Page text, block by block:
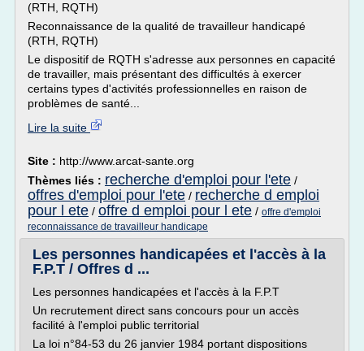
(RTH, RQTH)
Reconnaissance de la qualité de travailleur handicapé
(RTH, RQTH)
Le dispositif de RQTH s'adresse aux personnes en capacité
de travailler, mais présentant des difficultés à exercer
certains types d'activités professionnelles en raison de
problèmes de santé...
Lire la suite
Site : http://www.arcat-sante.org
Thèmes liés : recherche d'emploi pour l'ete /
offres d'emploi pour l'ete / recherche d emploi
pour l ete / offre d emploi pour l ete / offre d'emploi
reconnaissance de travailleur handicape
Les personnes handicapées et l'accès à la
F.P.T / Offres d ...
Les personnes handicapées et l'accès à la F.P.T
Un recrutement direct sans concours pour un accès
facilité à l'emploi public territorial
La loi n°84-53 du 26 janvier 1984 portant dispositions